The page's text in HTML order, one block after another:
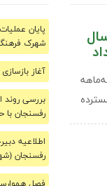
گسترده
پایان
شهرک
آغاز
بررسی روند
رفسنجان با
اطلاعیه
رفسنجان